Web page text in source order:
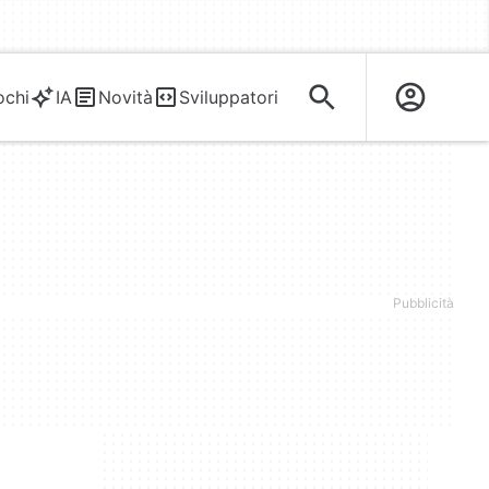
IA Novità Sviluppatori